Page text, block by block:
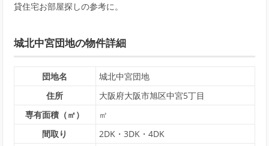
貸住宅お部屋探しの参考に。
城北中宮団地の物件詳細
団地名
城北中宮団地
住所
大阪府大阪市旭区中宮5丁目
専有面積（㎡）
㎡
間取り
2DK・3DK・4DK